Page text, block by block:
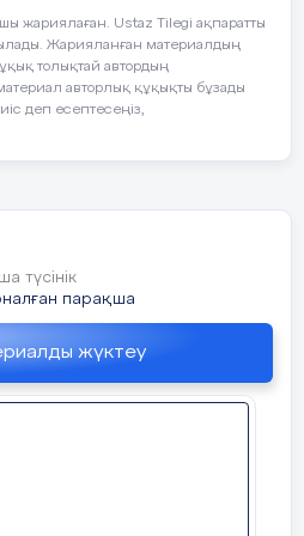
Сен
тапсырмасы
ішінде»
жариялаған. Ustaz Tilegi ақпаратты
Жарияланған материалдың
толықтай автордың
авторлық құқықты бұзады
деп есептесеңіз,
түсінік
парақша
жүктеу